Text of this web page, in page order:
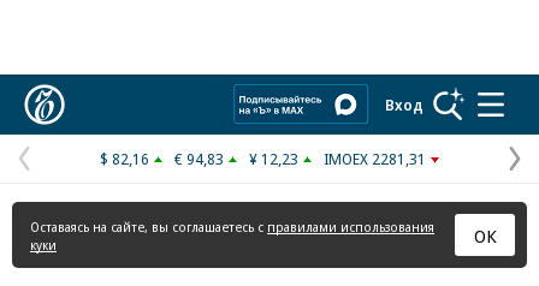
Вход
Предыдущая
страница
$ 82,16 € 94,83 ¥ 12,23 IMOEX 2281,31
Оставаясь на сайте, вы соглашаетесь с правилами использования
куки
ОК